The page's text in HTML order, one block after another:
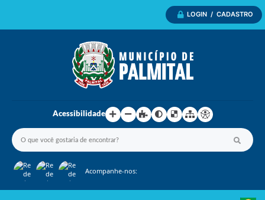
LOGIN / CADASTRO
Acessibilidade
Acompanhe-nos: